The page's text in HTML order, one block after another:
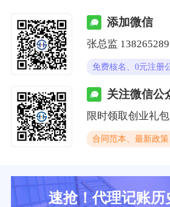
添加微信
张总监
免费核名、0元注册
关注微信公
限时领取创业礼包
合同范本、最新政
速抢！代理记账历